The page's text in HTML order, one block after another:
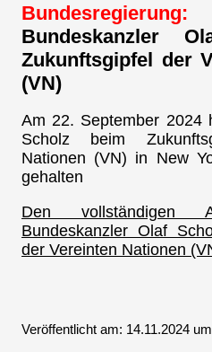
Bundeskanzler
Zukunftsgipfel der
(VN)
Am 22. September 2024
Scholz beim
Nationen (VN) in New
gehalten
Den vollständigen
Bundeskanzler Olaf
der Vereinten Nationen
Veröffentlicht am: 14.11.2024